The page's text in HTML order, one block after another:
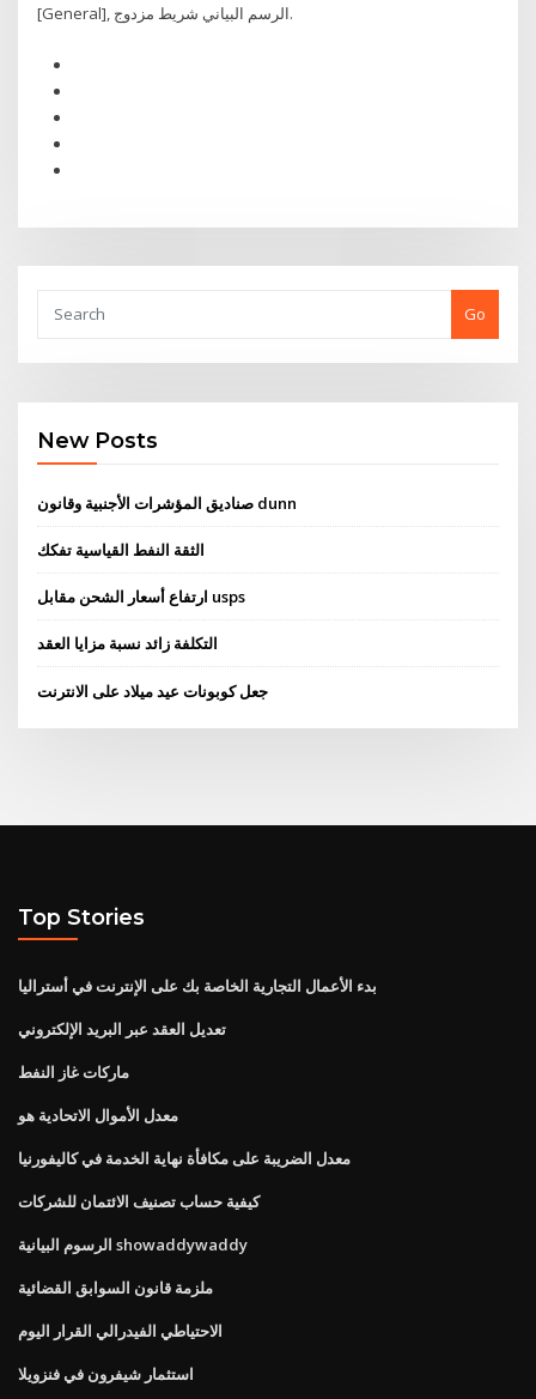
[General], الرسم البياني شريط مزدوج.
Go
New Posts
صناديق المؤشرات الأجنبية وقانون dunn
الثقة النفط القياسية تفكك
ارتفاع أسعار الشحن مقابل usps
التكلفة زائد نسبة مزايا العقد
جعل كوبونات عيد ميلاد على الانترنت
Top Stories
بدء الأعمال التجارية الخاصة بك على الإنترنت في أستراليا
تعديل العقد عبر البريد الإلكتروني
ماركات غاز النفط
معدل الأموال الاتحادية هو
معدل الضريبة على مكافأة نهاية الخدمة في كاليفورنيا
كيفية حساب تصنيف الائتمان للشركات
الرسوم البيانية showaddywaddy
ملزمة قانون السوابق القضائية
الاحتياطي الفيدرالي القرار اليوم
استثمار شيفرون في فنزويلا